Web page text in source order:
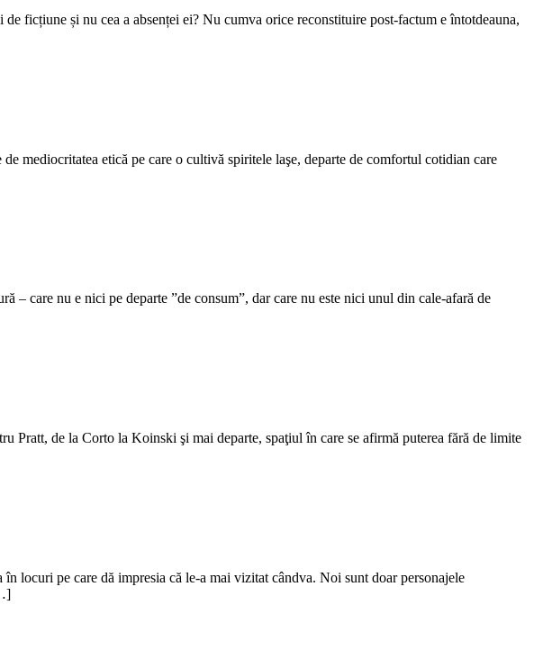
ficțiune și nu cea a absenței ei? Nu cumva orice reconstituire post-factum e întotdeauna,
mediocritatea etică pe care o cultivă spiritele laşe, departe de comfortul cotidian care
– care nu e nici pe departe ”de consum”, dar care nu este nici unul din cale-afară de
Pratt, de la Corto la Koinski şi mai departe, spaţiul în care se afirmă puterea fără de limite
locuri pe care dă impresia că le-a mai vizitat cândva. Noi sunt doar personajele